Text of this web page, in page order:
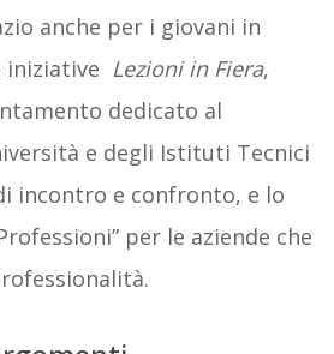
anche per i giovani in
iniziative Lezioni in Fiera,
dedicato al
e degli Istituti Tecnici
incontro e confronto, e lo
per le aziende che